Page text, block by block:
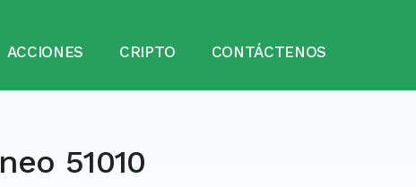
ACCIONES CRIPTO CONTÁCTENOS
51010